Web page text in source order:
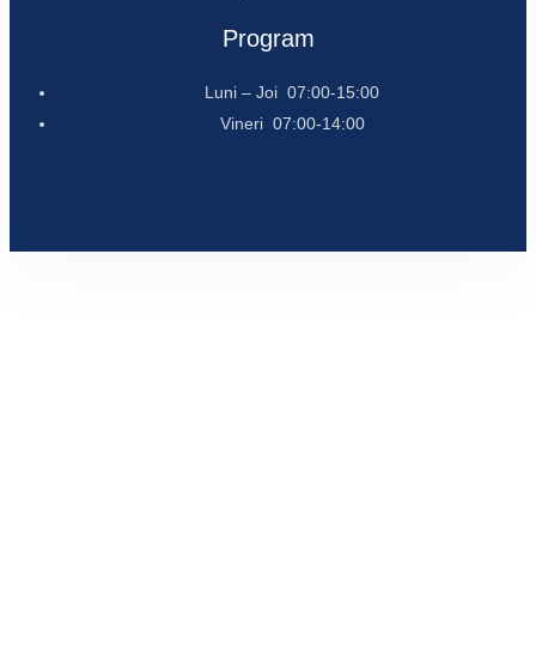
Program
Luni – Joi 07:00-15:00
Vineri 07:00-14:00